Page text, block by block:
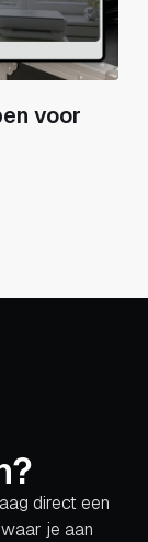
voor
direct een
je aan